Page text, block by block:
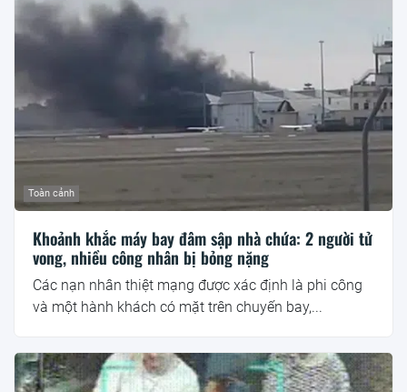
Toàn cảnh
Khoảnh khắc máy bay đâm sập nhà chứa: 2 người tử
vong, nhiều công nhân bị bỏng nặng
Các nạn nhân thiệt mạng được xác định là phi công
và một hành khách có mặt trên chuyến bay,...